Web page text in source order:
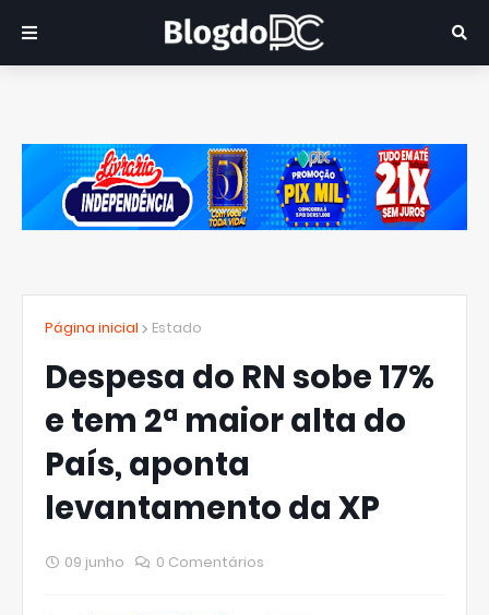
Página inicial Estado
Despesa do RN sobe 17%
e tem 2ª maior alta do
País, aponta
levantamento da XP
09 junho 0 Comentários